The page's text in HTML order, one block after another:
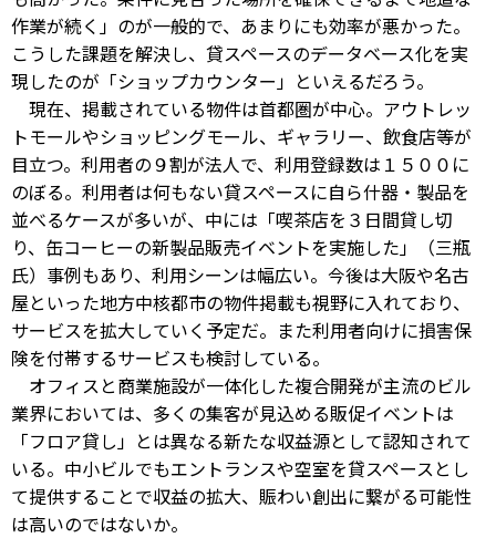
作業が続く」のが一般的で、あまりにも効率が悪かった。
こうした課題を解決し、貸スペースのデータベース化を実
現したのが「ショップカウンター」といえるだろう。
現在、掲載されている物件は首都圏が中心。アウトレッ
トモールやショッピングモール、ギャラリー、飲食店等が
目立つ。利用者の９割が法人で、利用登録数は１５００に
のぼる。利用者は何もない貸スペースに自ら什器・製品を
並べるケースが多いが、中には「喫茶店を３日間貸し切
り、缶コーヒーの新製品販売イベントを実施した」（三瓶
氏）事例もあり、利用シーンは幅広い。今後は大阪や名古
屋といった地方中核都市の物件掲載も視野に入れており、
サービスを拡大していく予定だ。また利用者向けに損害保
険を付帯するサービスも検討している。
オフィスと商業施設が一体化した複合開発が主流のビル
業界においては、多くの集客が見込める販促イベントは
「フロア貸し」とは異なる新たな収益源として認知されて
いる。中小ビルでもエントランスや空室を貸スペースとし
て提供することで収益の拡大、賑わい創出に繋がる可能性
は高いのではないか。